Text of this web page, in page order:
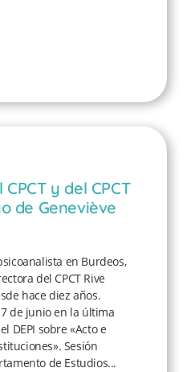
y del CPCT
de Geneviève
en Burdeos,
del CPCT Rive
hace diez años.
de junio en la última
DEPI sobre «Acto e
Sesión
de Estudios...